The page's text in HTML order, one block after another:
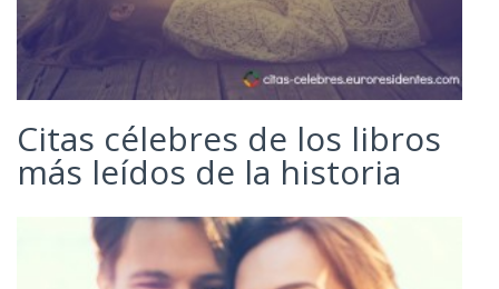
Citas célebres de los libros
más leídos de la historia